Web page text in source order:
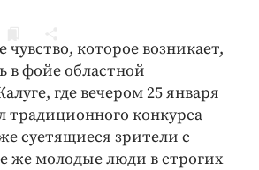
и ЖКХ
которое возникает,
в фойе областной
где вечером 25 января
традиционного конкурса
суетящиеся зрители с
же молодые люди в строгих